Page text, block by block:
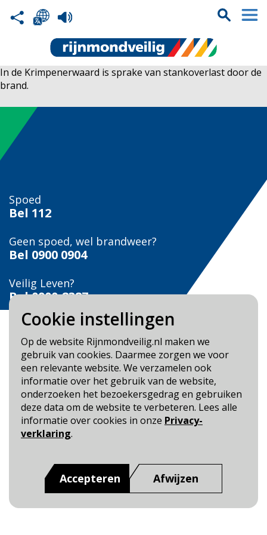
Cookie instellingen
Op de website Rijnmondveilig.nl maken we
gebruik van cookies. Daarmee zorgen we voor
een relevante website. We verzamelen ook
informatie over het gebruik van de website,
onderzoeken het bezoekersgedrag en gebruiken
deze data om de website te verbeteren. Lees alle
informatie over cookies in onze Privacy-
verklaring.
Accepteren Afwijzen
In de Krimpenerwaard is sprake van stankoverlast door de
brand.
Spoed
Bel 112
Geen spoed, wel brandweer?
Bel 0900 0904
Veilig Leven?
Bel 0900-8387
Blijf op de hoogte
Cookie- en Privacybeleid
Toegankelijkheid